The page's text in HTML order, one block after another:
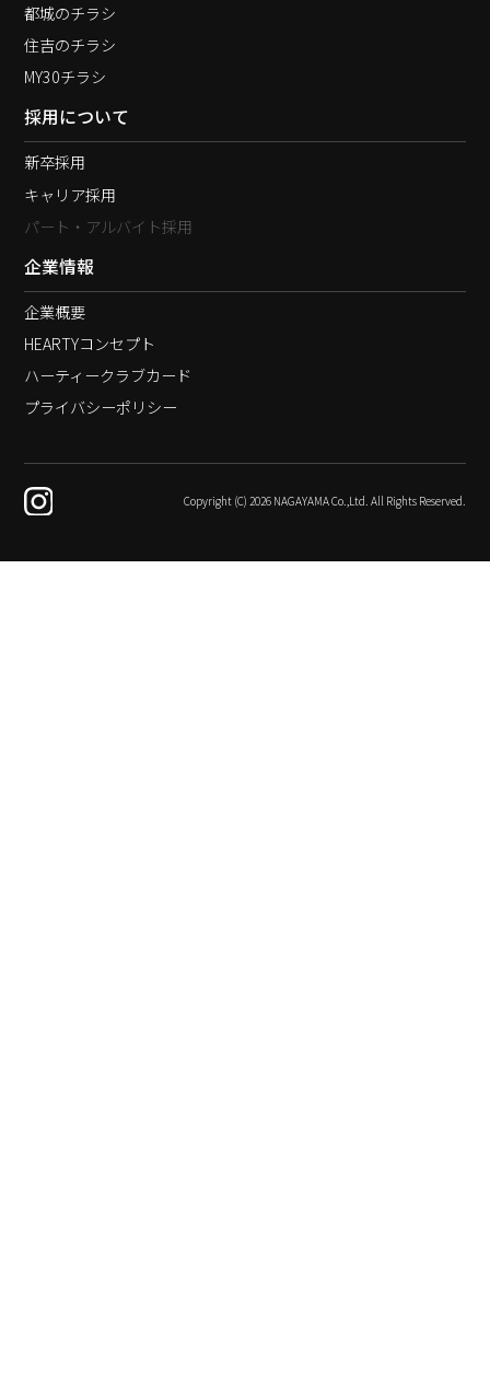
都城のチラシ
住吉のチラシ
MY30チラシ
採用について
新卒採用
キャリア採用
パート・アルバイト採用
企業情報
企業概要
HEARTYコンセプト
ハーティークラブカード
プライバシーポリシー
Copyright (C) 2026 NAGAYAMA Co.,Ltd. All Rights Reserved.